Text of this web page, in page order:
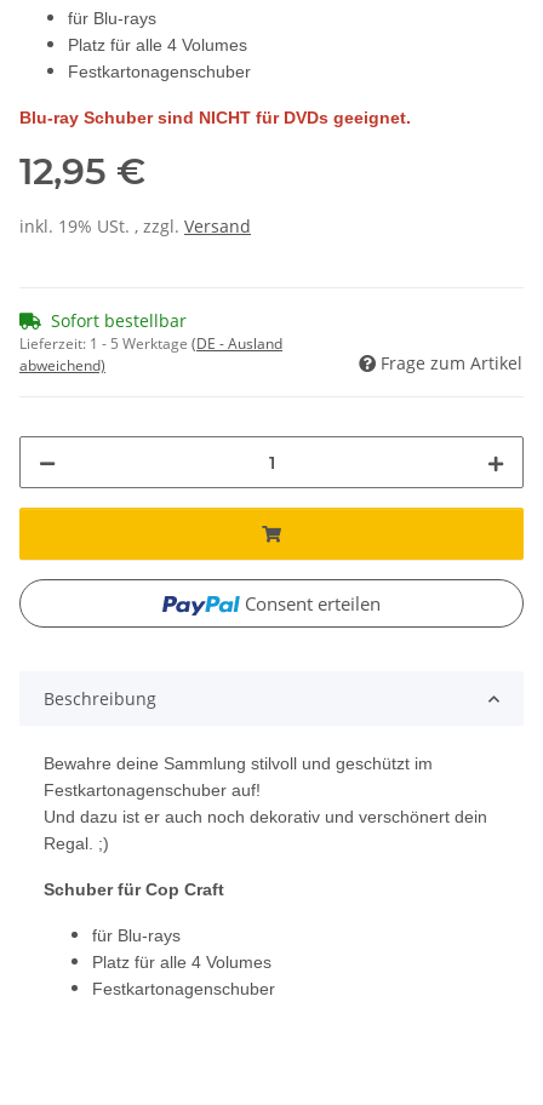
für Blu-rays
Platz für alle 4 Volumes
Festkartonagenschuber
Blu-ray Schuber sind NICHT für DVDs geeignet.
12,95 €
inkl. 19% USt. , zzgl. Versand
Sofort bestellbar
Lieferzeit: 1 - 5 Werktage (DE - Ausland
abweichend)
Frage zum Artikel
Consent erteilen
Beschreibung
Bewahre deine Sammlung stilvoll und geschützt im
Festkartonagenschuber auf!
Und dazu ist er auch noch dekorativ und verschönert dein
Regal. ;)
Schuber für Cop Craft
für Blu-rays
Platz für alle 4 Volumes
Festkartonagenschuber